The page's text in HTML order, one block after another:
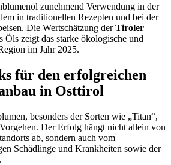
zunehmend Verwendung in der
in traditionellen Rezepten und bei der
Die Wertschätzung derTiroler
Öls zeigt das starke ökologische und
im Jahr 2025.
für den erfolgreichen
in Osttirol
besonders der Sorten wie „Titan“,
Der Erfolg hängt nicht allein von
ab, sondern auch vom
Schädlinge und Krankheiten sowie der